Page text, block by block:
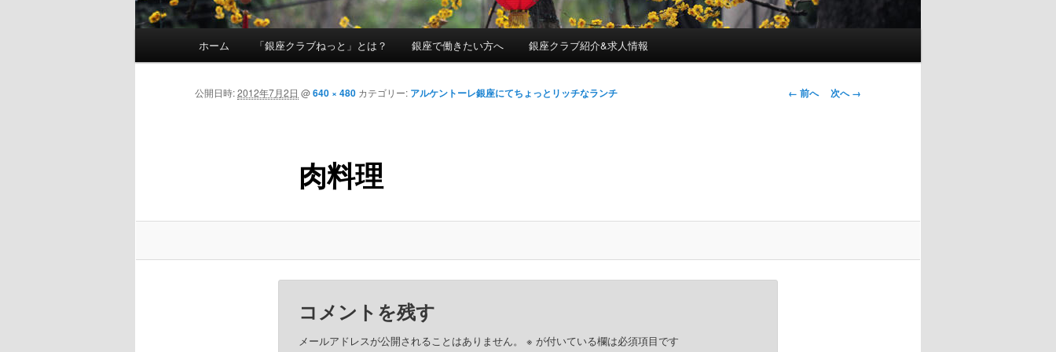
メインコンテンツへ移動
ホーム 「銀座クラブねっと」とは？ 銀座で働きたい方へ 銀座クラブ紹介&求人情報
画像ナビゲー
← 前へ 次へ →
肉料理
公開日時:2012年7月2日 @640 × 480 カテゴリー: アルケントーレ銀座にてちょっとリッチなランチ
コメントを残す
メールアドレスが公開されることはありません。 ※ が付いている欄は必須項目です